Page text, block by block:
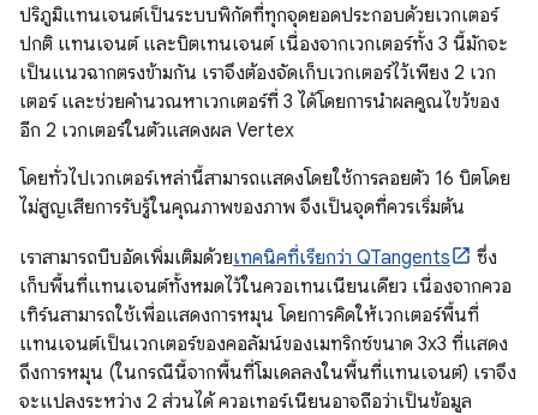
ปริภูมิแทนเจนต์เป็นระบบพิกัดที่ทุกจุดยอดประกอบด้วยเวกเตอร์
ปกติ แทนเจนต์ และบิตเทนเจนต์ เนื่องจากเวกเตอร์ทั้ง 3 นี้มักจะ
เป็นแนวฉากตรงข้ามกัน เราจึงต้องจัดเก็บเวกเตอร์ไว้เพียง 2 เวก
เตอร์ และช่วยคำนวณหาเวกเตอร์ที่ 3 ได้โดยการนำผลคูณไขว้ของ
อีก 2 เวกเตอร์ในตัวแสดงผล Vertex
โดยทั่วไปเวกเตอร์เหล่านี้สามารถแสดงโดยใช้การลอยตัว 16 บิตโดย
ไม่สูญเสียการรับรู้ในคุณภาพของภาพ จึงเป็นจุดที่ควรเริ่มต้น
เราสามารถบีบอัดเพิ่มเติมด้วยเทคนิคที่เรียกว่า QTangents
ซึ่ง
เก็บพื้นที่แทนเจนต์ทั้งหมดไว้ในควอเทนเนียนเดียว เนื่องจากควอ
เทิร์นสามารถใช้เพื่อแสดงการหมุน โดยการคิดให้เวกเตอร์พื้นที่
แทนเจนต์เป็นเวกเตอร์ของคอลัมน์ของเมทริกซ์ขนาด 3x3 ที่แสดง
ถึงการหมุน (ในกรณีนี้จากพื้นที่โมเดลลงในพื้นที่แทนเจนต์) เราจึง
จะแปลงระหว่าง 2 ส่วนได้ ควอเทอร์เนียนอาจถือว่าเป็นข้อมูล